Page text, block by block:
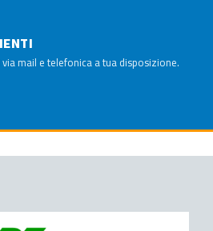
mail e telefonica a tua disposizione.